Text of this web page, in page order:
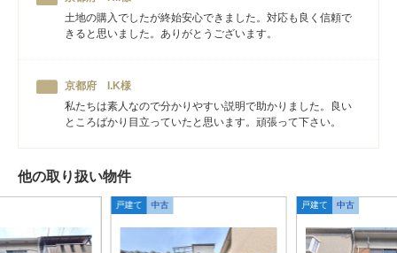
土地の購入でしたが終始安心できました。対応も良く信頼で
きると思いました。ありがとうございます。
京都府 I.K様
私たちは素人なので分かりやすい説明で助かりました。良い
ところばかり目立っていたと思います。頑張って下さい。
他の取り扱い物件
戸建て 中古 戸建て 中古